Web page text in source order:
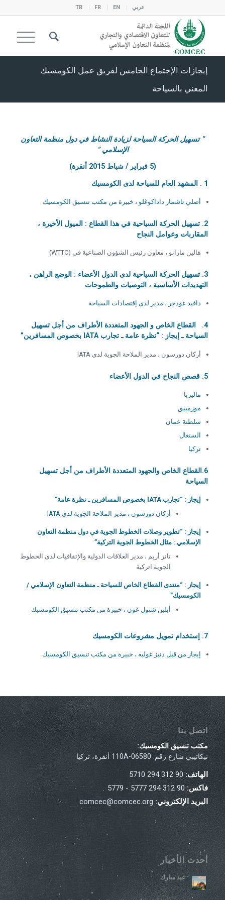
عربي EN
FR
TR
إيجازات الإجتماع الخامس لفريق عمل الكومسيك
المعني بالسياحة
” تسهيل الحركة السياحة لزيادة النشاط في دول منظمة التعاون
الإسلامي ”
(5 فبراير / شباط 2015 أنقرة)
1 .
المشهد العام للسياحة لدى الكومسيك
أصلي تاشماز داداكوغلو ، خبيرة من مكتب تنسيق الكومسيك
2. تسهيل الحركة السياحية في هذا القطاع : الميول الأخيرة ،
المقاربات وعوامل النجاح
هالين مارانو ، معاون رئيس الشؤون الصناعية في (WTTC)
3. تسهيل الحركة السياحية لدى الدول الأعضاء : الوضع الراهن ،
التهديدات الأساسية ، التوصيات والطموحات
دافيد غودجر ، مدير لدى إقتصادات السياحة
4.
القطاع الخاص و الجهود المتعددة الأطراف من أجل تسهيل
السياحة ـ إيجاز : “نظرة عامة ـ تجارب IATA بخصوص المسافرين”
أركان دورسون ، مدير الملاحة الجوية لدى IATA
5. قصص النجاح في الدول الأعضاء
ماليزيا
موزمبيق
سلطنة عمان
السنغال
تركيا
6. القطاع الخاص والجهود المتعددة الأطراف من أجل تسهيل
السياحة
إيجاز : “تجارب IATA بخصوص المسافرين ـ نظرة عامة”
أركان دورسون ، مدير الملاحة الجوية لدى IATA
إيجاز : “تطوير وصلات الخطوط الجوية في دول منظمة التعاون
الإسلامي : مثال الخطوط الجوية التركية”
تانر أريم ، مدير العلاقات الدولية والإتفاقيات لدى الخطوط
الجوية اتركية
إيجاز : “منتدى القطاع الخاص للسياحة ـ منظمة التعاون الإسلامي /
الكومسيك”
أيلين شنول غون ، خبيرة من مكتب تنسيق الكومسيك
7. إستخدام تمويل مشروعات الكومسيك
إيجاز من قبل دنيز غوليه ، خبيرة من مكتب تنسيق الكومسيك
اتصل بنا
مكتب تنسيق الكومسيك:
نيكاتيبي شارع رقم: 110A-06580 أنقرة، تركيا
الهاتف:90 312 294 5710
فاكس:90 312 294 5777 - 5779
البريد الإلكتروني: comcec@comcec.org
أحدث الأخبار
عيد مبارك